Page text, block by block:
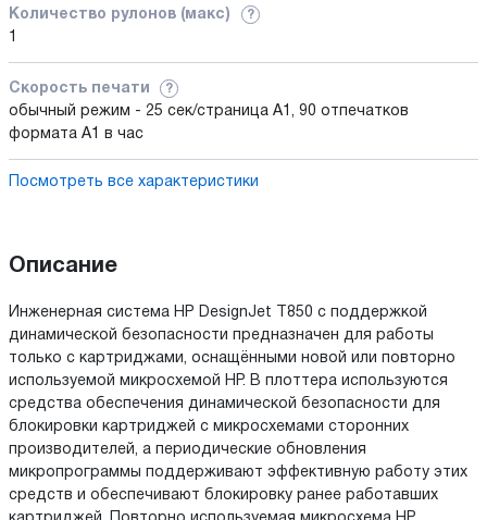
Количество рулонов (макс) ?
1
Скорость печати ?
обычный режим - 25 сек/страница A1, 90 отпечатков
формата A1 в час
Посмотреть все характеристики
Описание
Инженерная система HP DesignJet T850 с поддержкой
динамической безопасности предназначен для работы
только с картриджами, оснащёнными новой или повторно
используемой микросхемой HP. В плоттера используются
средства обеспечения динамической безопасности для
блокировки картриджей с микросхемами сторонних
производителей, а периодические обновления
микропрограммы поддерживают эффективную работу этих
средств и обеспечивают блокировку ранее работавших